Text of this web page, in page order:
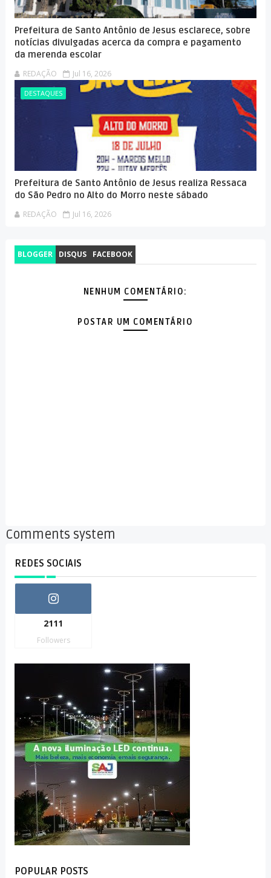
Prefeitura de Santo Antônio de Jesus esclarece, sobre
notícias divulgadas acerca da compra e pagamento
da merenda escolar
REDAÇÃO Jul 16, 2026
DESTAQUES
Prefeitura de Santo Antônio de Jesus realiza Ressaca
do São Pedro no Alto do Morro neste sábado
REDAÇÃO Jul 16, 2026
BLOGGER DISQUS FACEBOOK
NENHUM COMENTÁRIO:
POSTAR UM COMENTÁRIO
Comments system
REDES SOCIAIS
2111
Followers
POPULAR POSTS